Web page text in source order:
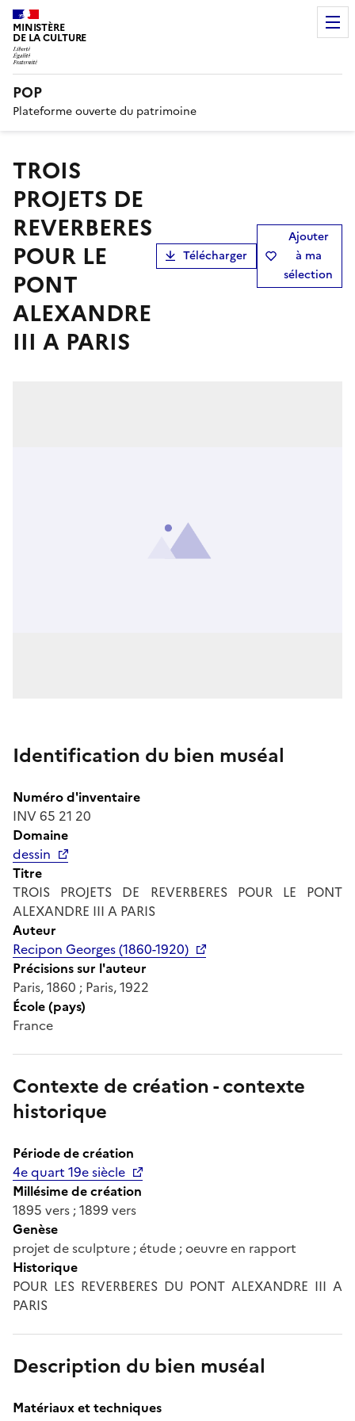
MINISTÈRE
DE LA CULTURE
POP
Plateforme ouverte du patrimoine
TROIS
PROJETS DE
REVERBERES
POUR LE
PONT
ALEXANDRE
III A PARIS
Télécharger
Ajouter
à ma
sélection
Identification du bien muséal
Numéro d'inventaire
INV 65 21 20
Domaine
dessin
Titre
TROIS PROJETS DE REVERBERES POUR LE PONT
ALEXANDRE III A PARIS
Auteur
Recipon Georges (1860-1920)
Précisions sur l'auteur
Paris, 1860 ; Paris, 1922
École (pays)
France
Contexte de création - contexte
historique
Période de création
4e quart 19e siècle
Millésime de création
1895 vers ; 1899 vers
Genèse
projet de sculpture ; étude ; oeuvre en rapport
Historique
POUR LES REVERBERES DU PONT ALEXANDRE III A
PARIS
Description du bien muséal
Matériaux et techniques